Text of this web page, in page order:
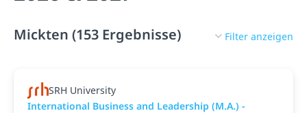
Mickten (153 Ergebnisse) Filter anzeigen
SRH University
International Business and Leadership (M.A.) -